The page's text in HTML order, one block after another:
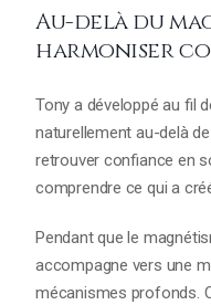
Au-delà du
harmoniser
Tony a développé au fil
naturellement au-delà
retrouver confiance en
comprendre ce qui a
Pendant que le
accompagne vers une
mécanismes profonds.